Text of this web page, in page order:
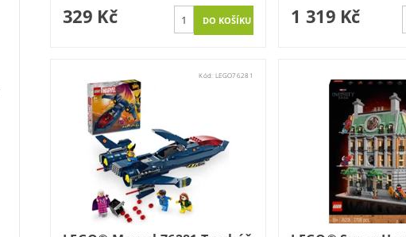
329 Kč 1 319 Kč
Kód:LEGO76281